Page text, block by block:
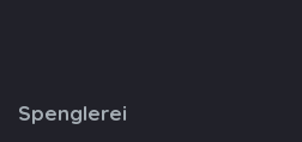
Spenglerei